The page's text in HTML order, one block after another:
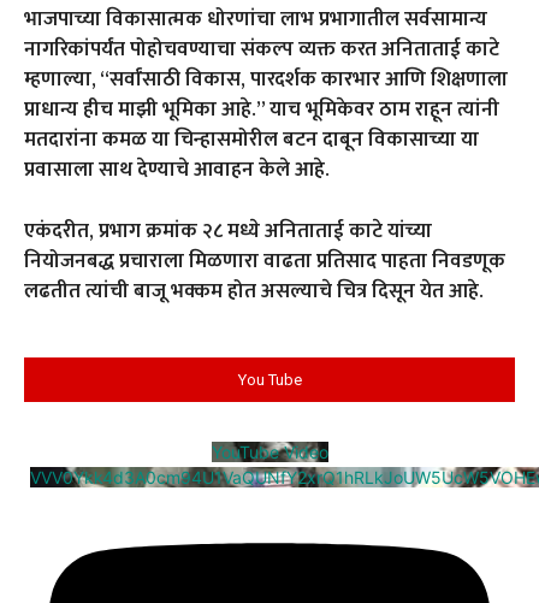
भाजपाच्या विकासात्मक धोरणांचा लाभ प्रभागातील सर्वसामान्य
नागरिकांपर्यंत पोहोचवण्याचा संकल्प व्यक्त करत अनिताताई काटे
म्हणाल्या, “सर्वांसाठी विकास, पारदर्शक कारभार आणि शिक्षणाला
प्राधान्य हीच माझी भूमिका आहे.” याच भूमिकेवर ठाम राहून त्यांनी
मतदारांना कमळ या चिन्हासमोरील बटन दाबून विकासाच्या या
प्रवासाला साथ देण्याचे आवाहन केले आहे.
एकंदरीत, प्रभाग क्रमांक २८ मध्ये अनिताताई काटे यांच्या
नियोजनबद्ध प्रचाराला मिळणारा वाढता प्रतिसाद पाहता निवडणूक
लढतीत त्यांची बाजू भक्कम होत असल्याचे चित्र दिसून येत आहे.
You Tube
YouTube Video